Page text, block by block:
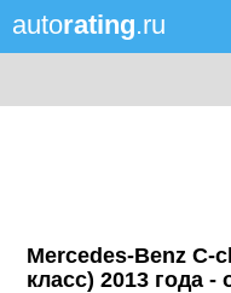
autorating.ru
Mercedes-Benz C-
класс) 2013 года